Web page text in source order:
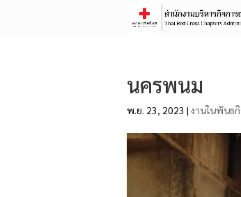
นครพนม
พ.ย. 23, 2023 | งานในพันธ